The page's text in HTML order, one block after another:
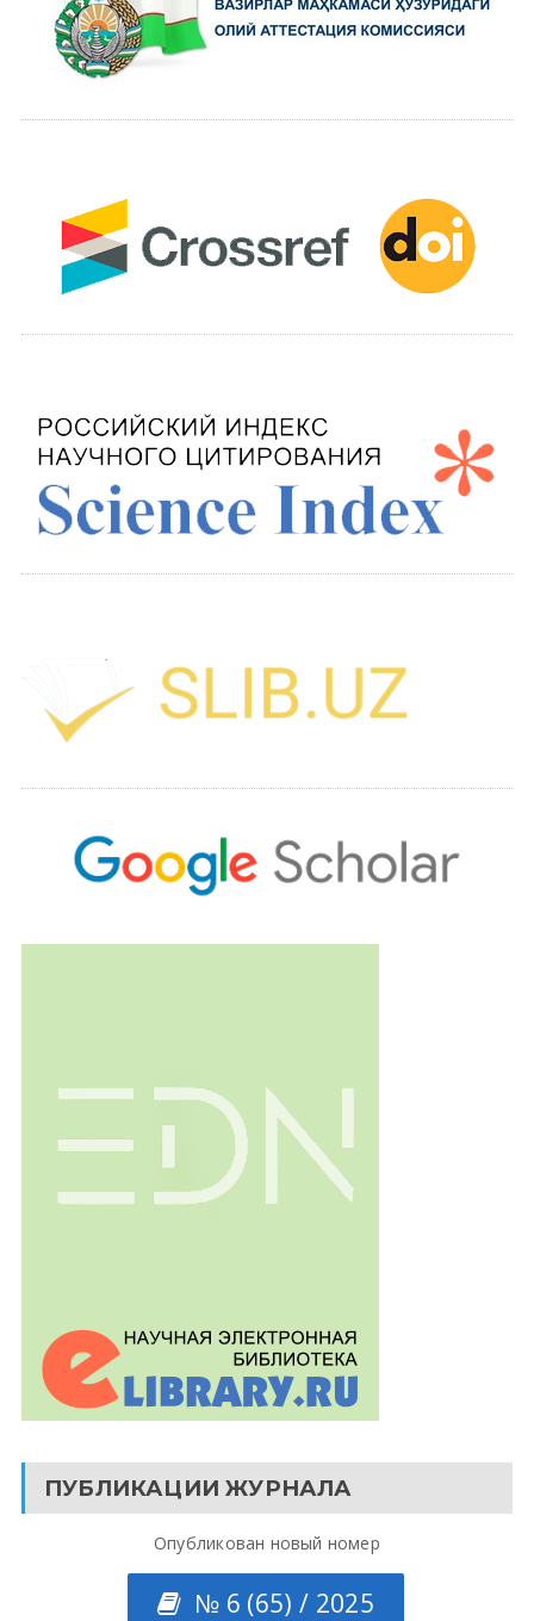
ПУБЛИКАЦИИ ЖУРНАЛА
Опубликован новый номер
№ 6 (65) / 2025